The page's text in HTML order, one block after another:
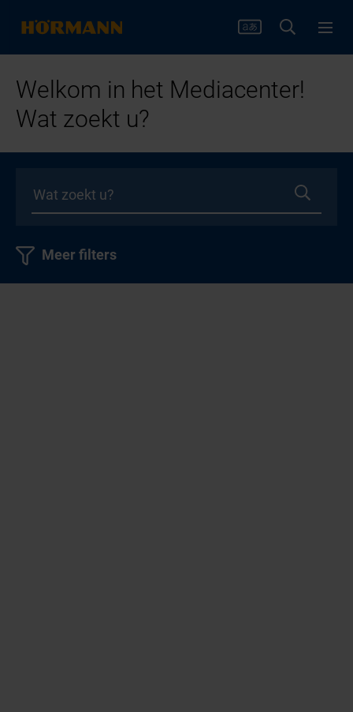
Welkom in het Mediacenter!
Wat zoekt u?
Meer filters